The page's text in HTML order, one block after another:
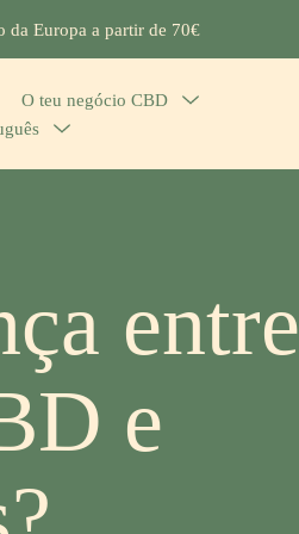
da Europa a partir de 70€
O teu negócio CBD
Menu
Menu
entre
e